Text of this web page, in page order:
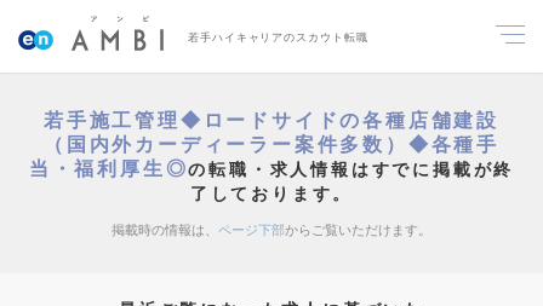
若手ハイキャリアのスカウト転職
若手施工管理◆ロードサイドの各種店舗建設
（国内外カーディーラー案件多数）◆各種手
当・福利厚生◎の転職・求人情報はすでに掲載が終
了しております。
掲載時の情報は、 ページ下部からご覧いただけます。